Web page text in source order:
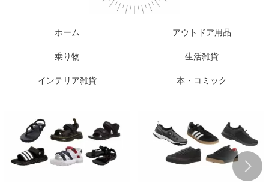
ホーム アウトドア用品
乗り物 生活雑貨
インテリア雑貨 本・コミック